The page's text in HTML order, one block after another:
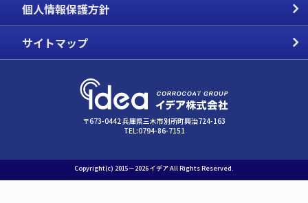
個人情報保護方針
サイトマップ
〒673-0442 兵庫県三木市別所町興治724-163
TEL:0794-86-7151
Copyright(c) 2015－2026イデアAll Rights Reserved.